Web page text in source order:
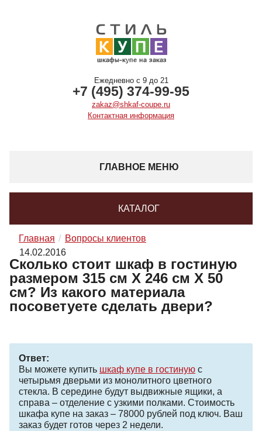
Ежедневно с 9 до 21
+7 (495) 374-99-95
zakaz@shkaf-coupe.ru
Контактная информация
ГЛАВНОЕ МЕНЮ
КАТАЛОГ
Главная
Вопросы клиентов
14.02.2016
Сколько стоит шкаф в гостиную
размером 315 см Х 246 см Х 50
см? Из какого материала
посоветуете сделать двери?
Ответ:
Вы можете купить шкаф купе в гостиную с
четырьмя дверьми из монолитного цветного
стекла. В середине будут выдвижные ящики, а
справа – отделение с узкими полками. Стоимость
шкафа купе на заказ – 78000 рублей под ключ. Ваш
заказ будет готов через 2 недели.